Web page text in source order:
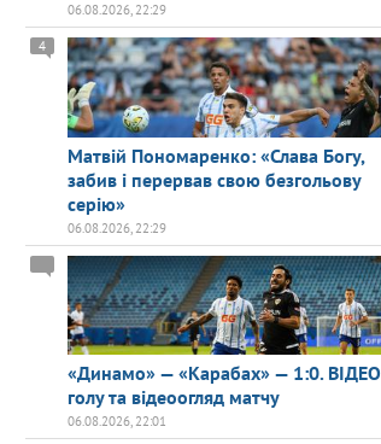
06.08.2026, 22:29
Матвій Пономаренко: «Слава Богу,
забив і перервав свою безгольову
серію»
4
06.08.2026, 22:29
«Динамо» — «Карабах» — 1:0. ВІДЕО
голу та відеоогляд матчу
06.08.2026, 22:01